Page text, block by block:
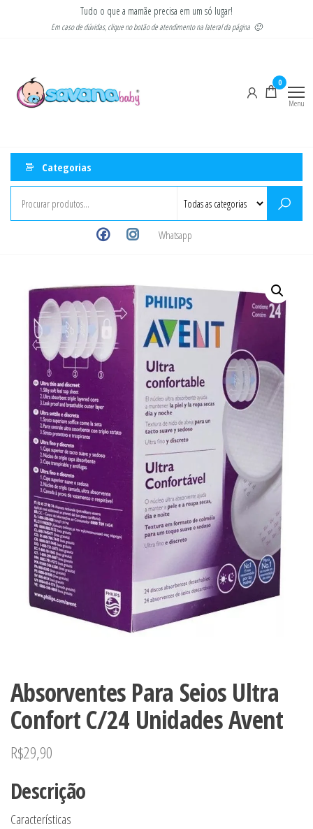
Tudo o que a mamãe precisa em um só lugar!
Em caso de dúvidas, clique no botão de atendimento na lateral da página 🙂
0
Menu
Categorias
Whatsapp
Absorventes Para Seios Ultra
Confort C/24 Unidades Avent
R$29,90
Descrição
Características